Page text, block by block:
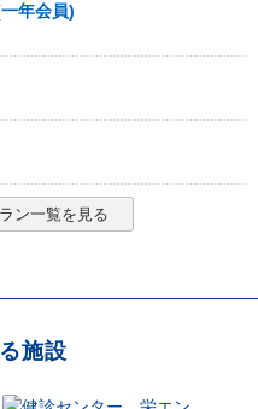
年会員)
ン一覧を見る
施設